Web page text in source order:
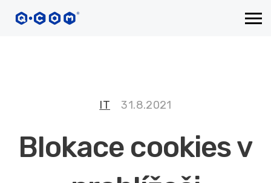
IT 31.8.2021
Blokace cookies v